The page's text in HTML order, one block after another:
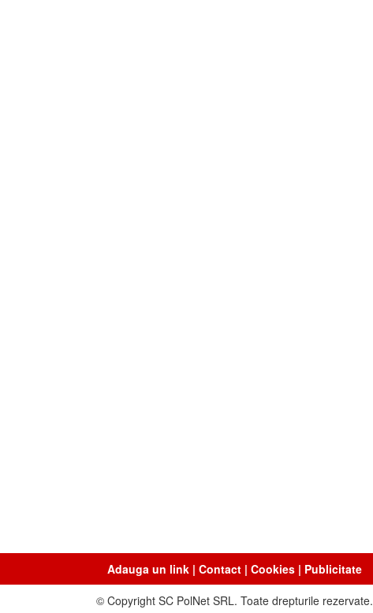
Adauga un link| Contact| Cookies| Publicitate
© Copyright SC PolNet SRL. Toate drepturile rezervate.